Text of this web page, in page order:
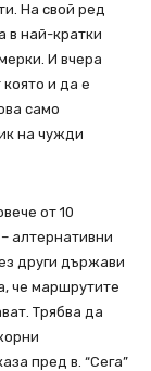
На свой ред
в най-кратки
И вчера
и да е
само
на чужди
от 10
алтернативни
други държави
че маршрутите
Трябва да
пред в. “Сега”